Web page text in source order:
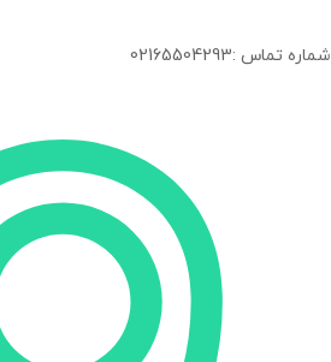
شماره تماس :02165504293